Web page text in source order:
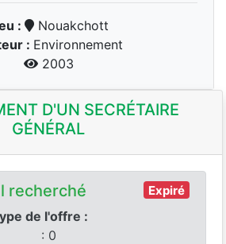
:
Nouakchott
: Environnement
2003
D'UN SECRÉTAIRE
GÉNÉRAL
recherché Expiré
de l'offre :
: 0